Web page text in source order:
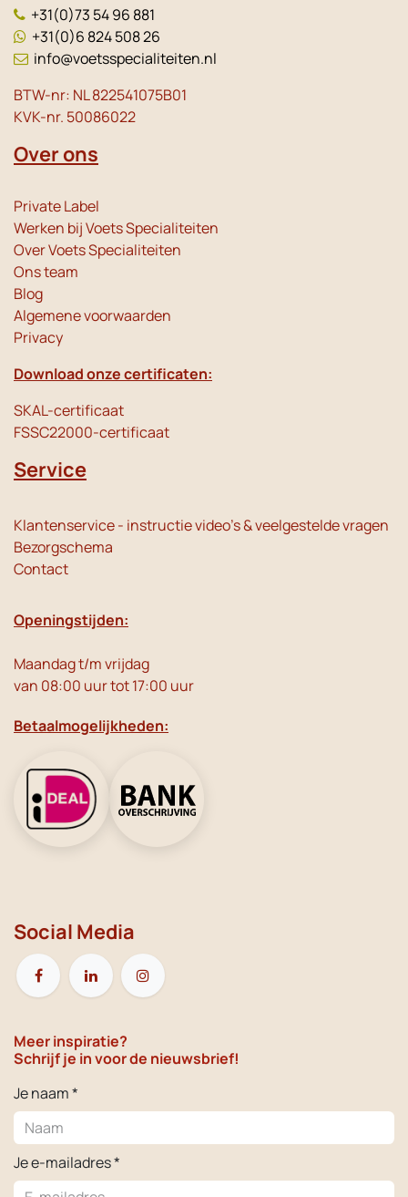
+31(0)73 54 96 881
+31(0)6 824 508 26
info@voetsspecialiteiten.nl
BTW-nr: NL 822541075B01
KVK-nr. 50086022
Over ons
Private Label
Werken bij Voets Specialiteiten
Over Voets Specialiteiten
Ons team
Blog
Algemene voorwaarden
Privacy
Download onze certificaten:
SKAL-certificaat
FSSC22000-certificaat
Service
Klantenservice - instructie video's & veelgestelde vragen
Bezorgschema
Contact
Openingstijden:
Maandag t/m vrijdag
van 08:00 uur tot 17:00 uur
Betaalmogelijkheden:
Social Media
Meer inspiratie?
Schrijf je in voor de nieuwsbrief!
Je naam *
Je e-mailadres *